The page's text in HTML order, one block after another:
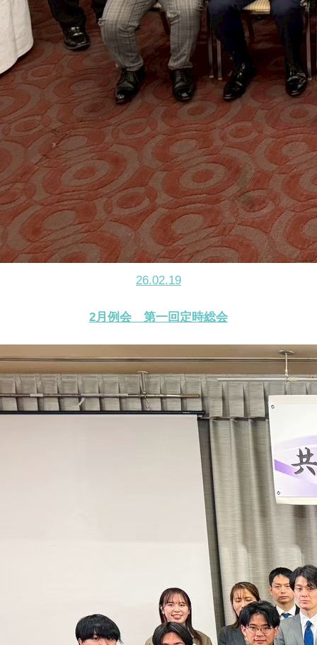
26.02.19
2月例会 第一回定時総会